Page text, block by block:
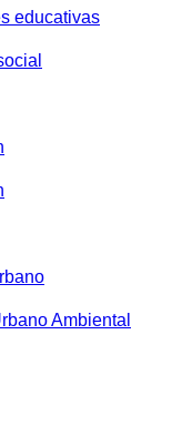
educativas
Ambiental